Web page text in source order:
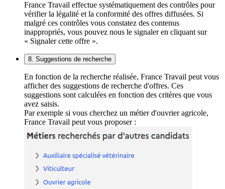
France Travail effectue systématiquement des contrôles pour
vérifier la légalité et la conformité des offres diffusées. Si
malgré ces contrôles vous constatez des contenus
inappropriés, vous pouvez nous le signaler en cliquant sur
« Signaler cette offre ».
8. Suggestions de recherche
En fonction de la recherche réalisée, France Travail peut vous
afficher des suggestions de recherche d'offres. Ces
suggestions sont calculées en fonction des critères que vous
avez saisis.
Par exemple si vous cherchez un métier d'ouvrier agricole,
France Travail peut vous proposer :